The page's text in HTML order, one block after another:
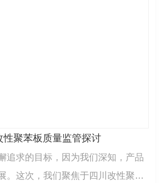
性聚苯板质量监管探讨
追求的目标，因为我们深知，产品
。这次，我们聚焦于四川改性聚苯